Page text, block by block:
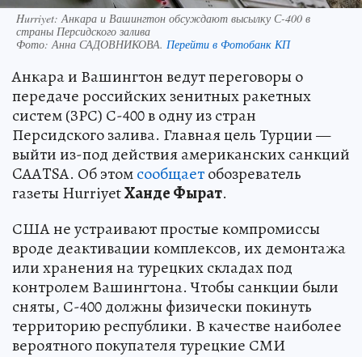
Hurriyet: Анкара и Вашингтон обсуждают высылку С-400 в
страны Персидского залива
Фото:Анна САДОВНИКОВА. Перейти в Фотобанк КП
Анкара и Вашингтон ведут переговоры о
передаче российских зенитных ракетных
систем (ЗРС) С-400 в одну из стран
Персидского залива. Главная цель Турции —
выйти из-под действия американских санкций
CAATSA. Об этомсообщаетобозреватель
газеты HurriyetХанде Фырат.
США не устраивают простые компромиссы
вроде деактивации комплексов, их демонтажа
или хранения на турецких складах под
контролем Вашингтона. Чтобы санкции были
сняты, С-400 должны физически покинуть
территорию республики. В качестве наиболее
вероятного покупателя турецкие СМИ